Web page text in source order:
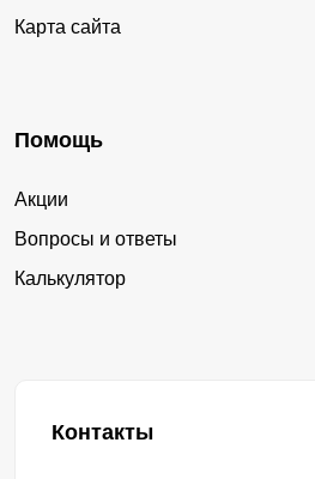
Карта сайта
Помощь
Акции
Вопросы и ответы
Калькулятор
Контакты